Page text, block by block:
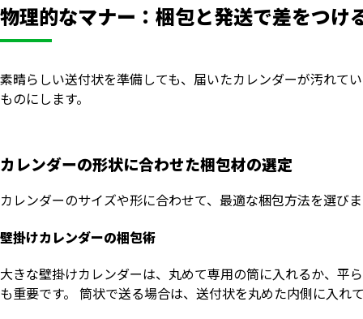
物理的なマナー：梱包と発送で差をつけ
素晴らしい送付状を準備しても、届いたカレンダーが汚れて
ものにします。
カレンダーの形状に合わせた梱包材の選定
カレンダーのサイズや形に合わせて、最適な梱包方法を選び
壁掛けカレンダーの梱包術
大きな壁掛けカレンダーは、丸めて専用の筒に入れるか、平
も重要です。 筒状で送る場合は、送付状を丸めた内側に入れ